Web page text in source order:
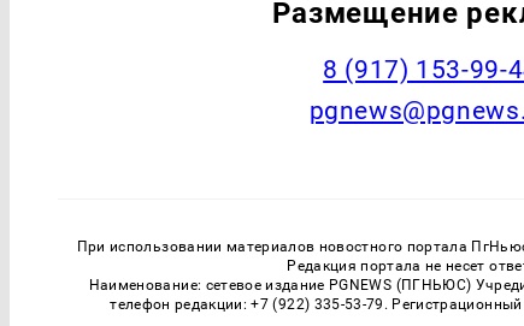
Размещение
‭8 (917) 153-99-
При использовании материалов новостного портала
Редакция портала не несет
Наименование: сетевое издание PGNEWS (ПГНЬЮС)
телефон редакции: +7 (922) 335-53-79.